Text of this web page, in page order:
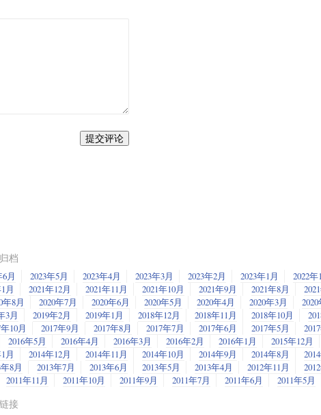
提交评论
档
月 2023年5月 2023年4月 2023年3月 2023年2月 2023年1月 2022年
月 2021年12月 2021年11月 2021年10月 2021年9月 2021年8月
年8月 2020年7月 2020年6月 2020年5月 2020年4月 2020年3月 2020
3月 2019年2月 2019年1月 2018年12月 2018年11月 2018年10月
10月 2017年9月 2017年8月 2017年7月 2017年6月 2017年5月
2016年5月 2016年4月 2016年3月 2016年2月 2016年1月 2015年12月
月 2014年12月 2014年11月 2014年10月 2014年9月 2014年8月
8月 2013年7月 2013年6月 2013年5月 2013年4月 2012年11月
2011年11月 2011年10月 2011年9月 2011年7月 2011年6月 2011年5月
接